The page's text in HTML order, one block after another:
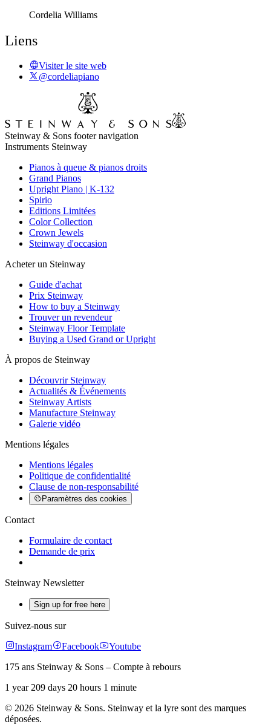
Cordelia Williams
Liens
Visiter le site web
@cordeliapiano
Steinway & Sons footer navigation
Instruments Steinway
Pianos à queue & pianos droits
Grand Pianos
Upright Piano | K-132
Spirio
Editions Limitées
Color Collection
Crown Jewels
Steinway d'occasion
Acheter un Steinway
Guide d'achat
Prix Steinway
How to buy a Steinway
Trouver un revendeur
Steinway Floor Template
Buying a Used Grand or Upright
À propos de Steinway
Découvrir Steinway
Actualités & Événements
Steinway Artists
Manufacture Steinway
Galerie vidéo
Mentions légales
Mentions légales
Politique de confidentialité
Clause de non-responsabilité
Paramètres des cookies
Contact
Formulaire de contact
Demande de prix
Steinway Newsletter
Sign up for free here
Suivez-nous sur
Instagram
Facebook
Youtube
175 ans Steinway & Sons – Compte à rebours
1 year 209 days 20 hours 1 minute
© 2026 Steinway & Sons. Steinway et la lyre sont des marques
déposées.